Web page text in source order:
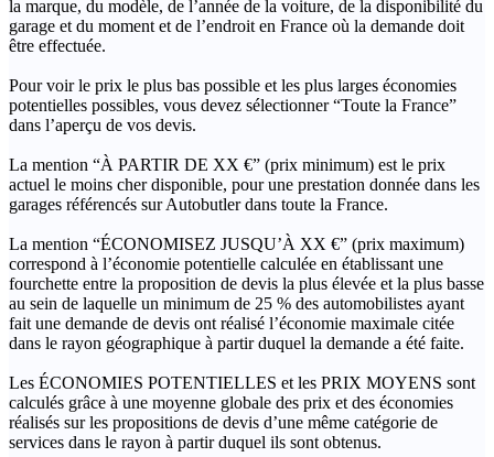
la marque, du modèle, de l’année de la voiture, de la disponibilité du
garage et du moment et de l’endroit en France où la demande doit
être effectuée.
Pour voir le prix le plus bas possible et les plus larges économies
potentielles possibles, vous devez sélectionner “Toute la France”
dans l’aperçu de vos devis.
La mention “À PARTIR DE XX €” (prix minimum) est le prix
actuel le moins cher disponible, pour une prestation donnée dans les
garages référencés sur Autobutler dans toute la France.
La mention “ÉCONOMISEZ JUSQU’À XX €” (prix maximum)
correspond à l’économie potentielle calculée en établissant une
fourchette entre la proposition de devis la plus élevée et la plus basse
au sein de laquelle un minimum de 25 % des automobilistes ayant
fait une demande de devis ont réalisé l’économie maximale citée
dans le rayon géographique à partir duquel la demande a été faite.
Les ÉCONOMIES POTENTIELLES et les PRIX MOYENS sont
calculés grâce à une moyenne globale des prix et des économies
réalisés sur les propositions de devis d’une même catégorie de
services dans le rayon à partir duquel ils sont obtenus.